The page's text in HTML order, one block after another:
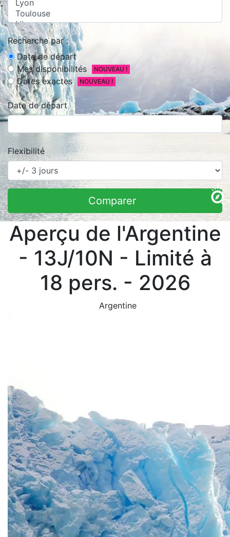
Recherche par :
Date de départ
Mes disponibilités
NOUVEAU !
Dates exactes NOUVEAU !
Date de départ
Flexibilité
Comparer
Aperçu de l'Argentine
- 13J/10N - Limité à
18 pers. - 2026
Argentine